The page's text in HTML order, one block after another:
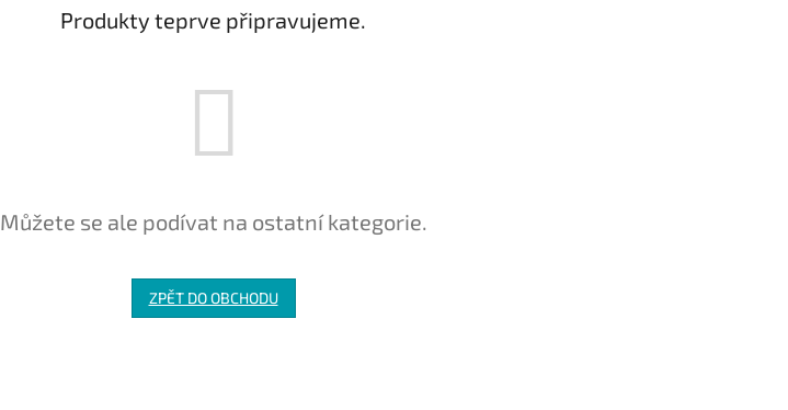
Produkty teprve připravujeme.
Můžete se ale podívat na ostatní kategorie.
ZPĚT DO OBCHODU